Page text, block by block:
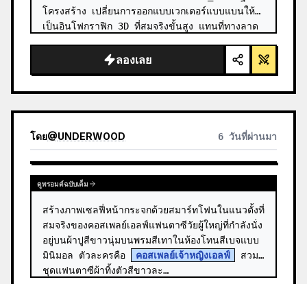
โครงสร้าง เปลี่ยนการออกแบบเวกเตอร์แบบแบนให้
เป็นอินโฟกราฟิก 3D ที่สมจริงขั้นสูง แทนที่ทางลาด
ชีวิตทั้งหมดให้เป็นโมเดล 3D ที่สมจ…
ลองเลย
โดย@UNDERWOOD 6 วันที่ผ่านมา
ดูพรอมต์ฉบับเต็ม
สร้างภาพเซลฟี่หน้ากระจกด้วยสมาร์ทโฟนในแนวตั้งที่
สมจริงของคอสเพลย์เอลฟ์แฟนตาซีวัยผู้ใหญ่ที่กำลังนั่ง
อยู่บนผ้าปูสีขาวนุ่มบนพรมสีเทาในห้องโทนสีเบจแบบ
มินิมอล ตัวละครคือ
คอสเพลย์เจ้าหญิงเอลฟ์
สวม
ชุดแฟนตาซีผ้าทิ้งตัวสีขาวละ…